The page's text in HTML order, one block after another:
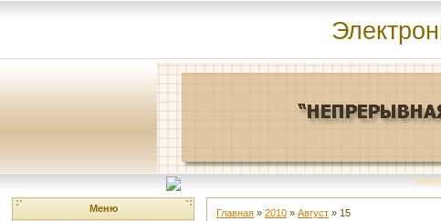
Меню
Главная » 2010 » Август » 15